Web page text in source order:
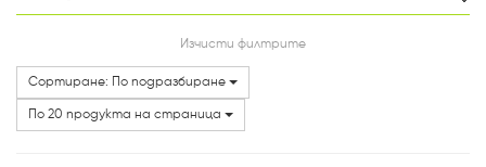
Марки
Изчисти филтрите
Сортиране: По подразбиране
По 20 продукта на страница